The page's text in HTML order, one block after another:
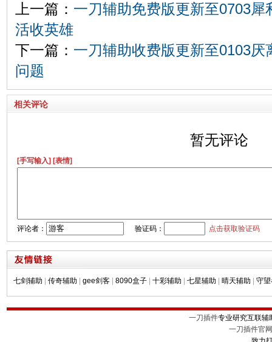
上一篇： 一刀辅助免费版更新至0703
活收英雄
下一篇： 一刀辅助收费版更新至0103
问题
相关评论
暂无评论
[手写输入] [表情]
评论者： 验证码： 点击获取验证码
七剑辅助 传奇辅助 gee剑客 8090盒子 十彩辅助 七星辅助 晴天辅助 守
一刀插件专业研究互联辅
一刀插件官网